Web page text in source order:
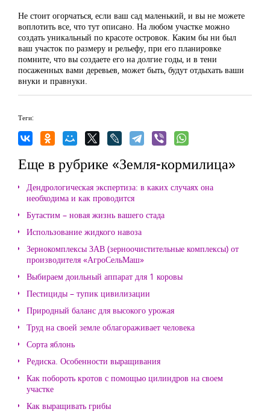
Не стоит огорчаться, если ваш сад маленький, и вы не можете
воплотить все, что тут описано. На любом участке можно
создать уникальный по красоте островок. Каким бы ни был
ваш участок по размеру и рельефу, при его планировке
помните, что вы создаете его на долгие годы, и в тени
посаженных вами деревьев, может быть, будут отдыхать ваши
внуки и правнуки.
Теги:
Еще в рубрике «Земля-кормилица»
Дендрологическая экспертиза: в каких случаях она
необходима и как проводится
Бутастим – новая жизнь вашего стада
Использование жидкого навоза
Зернокомплексы ЗАВ (зерноочистительные комплексы) от
производителя «АгроСельМаш»
Выбираем доильный аппарат для 1 коровы
Пестициды – тупик цивилизации
Природный баланс для высокого урожая
Труд на своей земле облагораживает человека
Сорта яблонь
Редиска. Особенности выращивания
Как побороть кротов с помощью цилиндров на своем
участке
Как выращивать грибы